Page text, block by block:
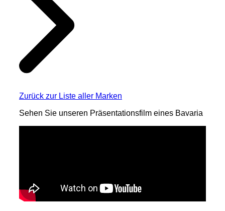
Zurück zur Liste aller Marken
Sehen Sie unseren Präsentationsfilm eines Bavaria